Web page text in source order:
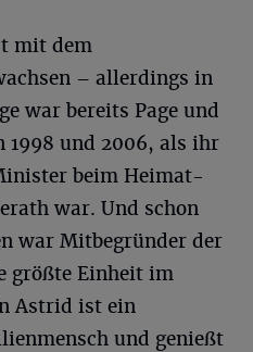
mit dem
– allerdings in
war bereits Page und
1998 und 2006, als ihr
beim Heimat-
war. Und schon
war Mitbegründer der
größte Einheit im
Astrid ist ein
und genießt